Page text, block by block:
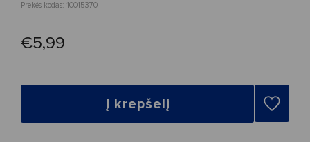
Prekės kodas: 10015370
€5,99
Į krepšelį